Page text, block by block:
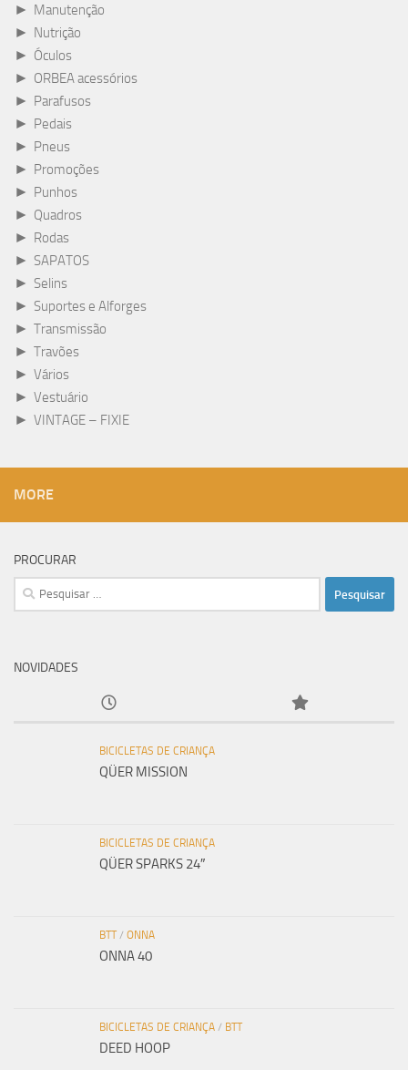
► Manutenção
► Nutrição
► Óculos
► ORBEA acessórios
► Parafusos
► Pedais
► Pneus
► Promoções
► Punhos
► Quadros
► Rodas
► SAPATOS
► Selins
► Suportes e Alforges
► Transmissão
► Travões
► Vários
► Vestuário
► VINTAGE – FIXIE
MORE
PROCURAR
Pesquisar
por:
NOVIDADES
BICICLETAS DE CRIANÇA
QÜER MISSION
BICICLETAS DE CRIANÇA
QÜER SPARKS 24″
BTT/ ONNA
ONNA 40
BICICLETAS DE CRIANÇA / BTT
DEED HOOP